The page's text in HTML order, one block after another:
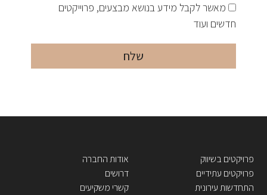
מאשר לקבל מידע בנושא מבצעים, פרוייקטים
חדשים ועוד
פרויקטים בשיווק
פרויקטים עתידיים
התחדשות עירונית
אודות החברה
דרושים
קשרי משקיעים